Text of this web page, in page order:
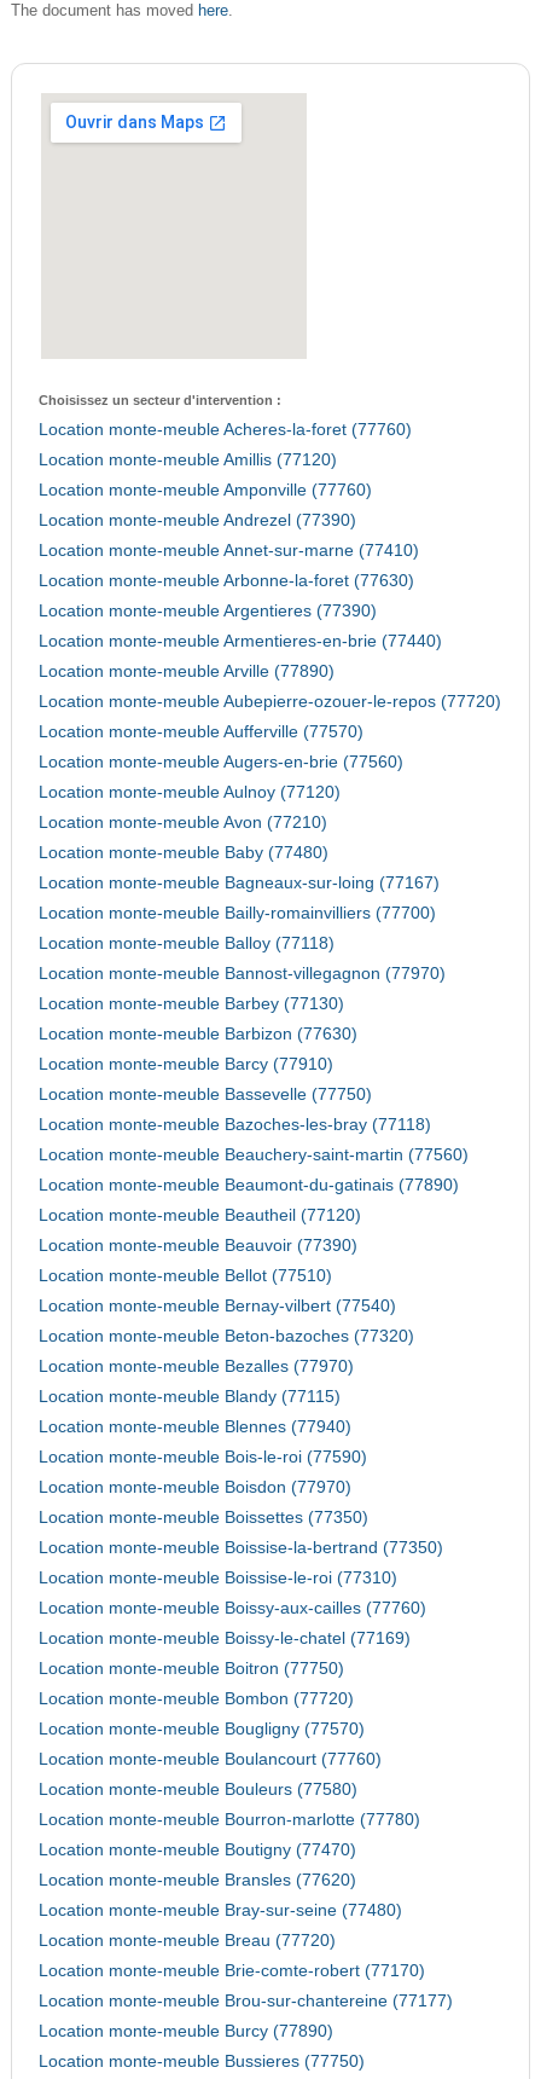
The document has moved here.
Choisissez un secteur d'intervention :
Location monte-meuble Acheres-la-foret (77760)
Location monte-meuble Amillis (77120)
Location monte-meuble Amponville (77760)
Location monte-meuble Andrezel (77390)
Location monte-meuble Annet-sur-marne (77410)
Location monte-meuble Arbonne-la-foret (77630)
Location monte-meuble Argentieres (77390)
Location monte-meuble Armentieres-en-brie (77440)
Location monte-meuble Arville (77890)
Location monte-meuble Aubepierre-ozouer-le-repos (77720)
Location monte-meuble Aufferville (77570)
Location monte-meuble Augers-en-brie (77560)
Location monte-meuble Aulnoy (77120)
Location monte-meuble Avon (77210)
Location monte-meuble Baby (77480)
Location monte-meuble Bagneaux-sur-loing (77167)
Location monte-meuble Bailly-romainvilliers (77700)
Location monte-meuble Balloy (77118)
Location monte-meuble Bannost-villegagnon (77970)
Location monte-meuble Barbey (77130)
Location monte-meuble Barbizon (77630)
Location monte-meuble Barcy (77910)
Location monte-meuble Bassevelle (77750)
Location monte-meuble Bazoches-les-bray (77118)
Location monte-meuble Beauchery-saint-martin (77560)
Location monte-meuble Beaumont-du-gatinais (77890)
Location monte-meuble Beautheil (77120)
Location monte-meuble Beauvoir (77390)
Location monte-meuble Bellot (77510)
Location monte-meuble Bernay-vilbert (77540)
Location monte-meuble Beton-bazoches (77320)
Location monte-meuble Bezalles (77970)
Location monte-meuble Blandy (77115)
Location monte-meuble Blennes (77940)
Location monte-meuble Bois-le-roi (77590)
Location monte-meuble Boisdon (77970)
Location monte-meuble Boissettes (77350)
Location monte-meuble Boissise-la-bertrand (77350)
Location monte-meuble Boissise-le-roi (77310)
Location monte-meuble Boissy-aux-cailles (77760)
Location monte-meuble Boissy-le-chatel (77169)
Location monte-meuble Boitron (77750)
Location monte-meuble Bombon (77720)
Location monte-meuble Bougligny (77570)
Location monte-meuble Boulancourt (77760)
Location monte-meuble Bouleurs (77580)
Location monte-meuble Bourron-marlotte (77780)
Location monte-meuble Boutigny (77470)
Location monte-meuble Bransles (77620)
Location monte-meuble Bray-sur-seine (77480)
Location monte-meuble Breau (77720)
Location monte-meuble Brie-comte-robert (77170)
Location monte-meuble Brou-sur-chantereine (77177)
Location monte-meuble Burcy (77890)
Location monte-meuble Bussieres (77750)